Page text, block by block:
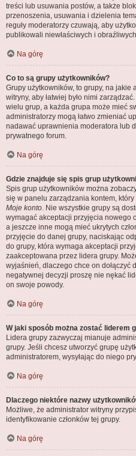
treści lub usuwania postów, a także
przenoszenia, usuwania i dzielenia
reguły moderatorzy czuwają, aby
publikowali niewłaściwych i
Na górę
Co to są grupy użytkowników?
Grupy użytkowników, to grupy, na jakie
witryny, aby łatwiej było nimi
wielu grup, a każda grupa może mieć
administratorzy mogą łatwo zmieniać
nadawać uprawnienia moderatora lub
prywatnego forum.
Na górę
Gdzie znajduje się spis grup
Spis grup użytkowników można
się w panelu zarządzania kontem,
Moje konto. Nie wszystkie grupy są
wymagać akceptacji przyjęcia nowego
a jeszcze inne mogą mieć ukrytych
przyjęcie do danej grupy, naciskając
do grupy, która wymaga akceptacji
zaakceptowana przez lidera grupy.
wyjaśnień, dlaczego chce on dołączyć
negatywnej decyzji proszę nie nękać
on swoje powody.
Na górę
W jaki sposób można zostać liderem
Lidera grupy zazwyczaj mianuje
grupy. Jeśli chcesz utworzyć grupę
administratorem, wysyłając do niego
Na górę
Dlaczego niektóre nazwy
Możliwe, że administrator witryny
identyfikowanie członków tej grupy.
Na górę